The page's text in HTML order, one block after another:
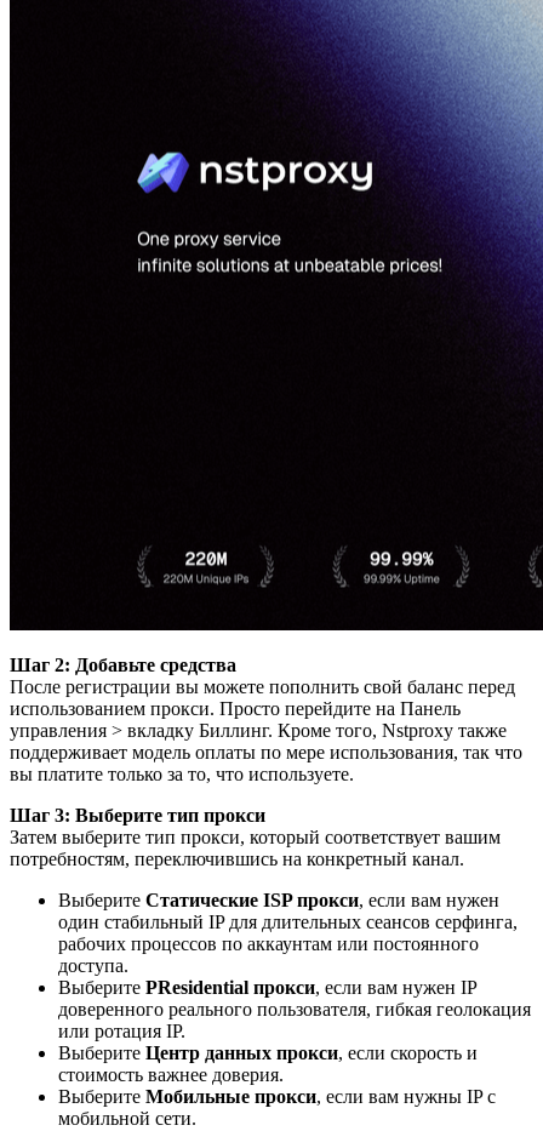
Шаг 2: Добавьте средства
После регистрации вы можете пополнить свой баланс перед
использованием прокси. Просто перейдите на Панель
управления > вкладку Биллинг. Кроме того, Nstproxy также
поддерживает модель оплаты по мере использования, так что
вы платите только за то, что используете.
Шаг 3: Выберите тип прокси
Затем выберите тип прокси, который соответствует вашим
потребностям, переключившись на конкретный канал.
Выберите Статические ISP прокси, если вам нужен
один стабильный IP для длительных сеансов серфинга,
рабочих процессов по аккаунтам или постоянного
доступа.
Выберите РResidential прокси, если вам нужен IP
доверенного реального пользователя, гибкая геолокация
или ротация IP.
Выберите Центр данных прокси, если скорость и
стоимость важнее доверия.
Выберите Мобильные прокси, если вам нужны IP с
мобильной сети.